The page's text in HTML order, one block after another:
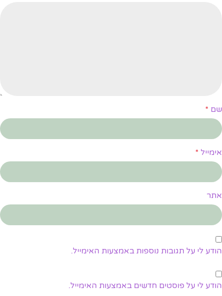
שם *
אימייל *
אתר
הודע לי על תגובות נוספות באמצעות האימייל.
הודע לי על פוסטים חדשים באמצעות האימייל.